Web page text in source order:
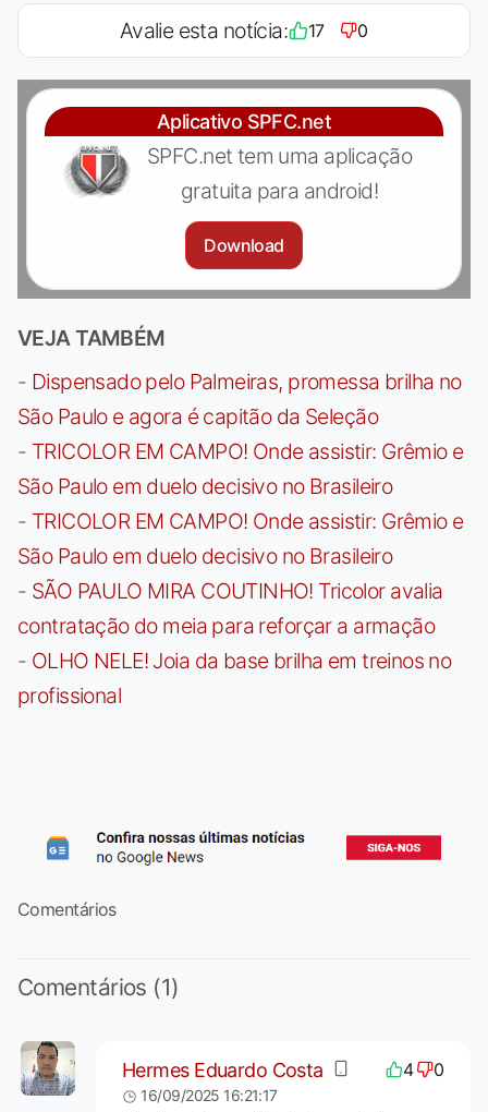
Avalie esta notícia: 17 0
Aplicativo SPFC.net
SPFC.net tem uma aplicação
gratuita para android!
Download
VEJA TAMBÉM
- Dispensado pelo Palmeiras, promessa brilha no
São Paulo e agora é capitão da Seleção
- TRICOLOR EM CAMPO! Onde assistir: Grêmio e
São Paulo em duelo decisivo no Brasileiro
- TRICOLOR EM CAMPO! Onde assistir: Grêmio e
São Paulo em duelo decisivo no Brasileiro
- SÃO PAULO MIRA COUTINHO! Tricolor avalia
contratação do meia para reforçar a armação
- OLHO NELE! Joia da base brilha em treinos no
profissional
Comentários
Comentários (1)
Hermes Eduardo Costa 4 0
16/09/2025 16:21:17